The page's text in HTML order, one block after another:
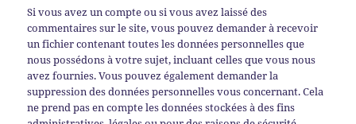
Si vous avez un compte ou si vous avez laissé des
commentaires sur le site, vous pouvez demander à recevoir
un fichier contenant toutes les données personnelles que
nous possédons à votre sujet, incluant celles que vous nous
avez fournies. Vous pouvez également demander la
suppression des données personnelles vous concernant. Cela
ne prend pas en compte les données stockées à des fins